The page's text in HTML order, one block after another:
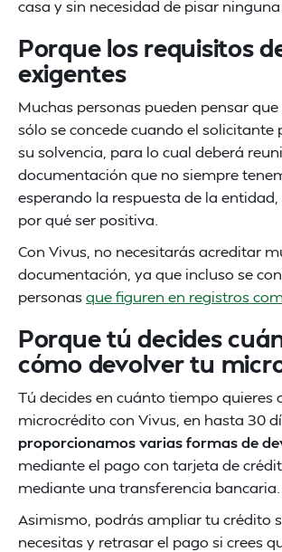
casa y sin necesidad de pisar ninguna
Porque los requisitos
exigentes
Muchas personas pueden pensar
sólo se concede cuando el solicitante
su solvencia, para lo cual deberá
documentación que no siempre
esperando la respuesta de la
por qué ser positiva.
Con Vivus, no necesitarás acreditar
documentación, ya que incluso se
personasque figuren en registros
Porque tú decides
cómo devolver tu
Tú decides en cuánto tiempo quieres
microcrédito con Vivus, en hasta 30
proporcionamos varias formas de
mediante el pago con tarjeta de
mediante una transferencia bancaria.
Asimismo, podrás ampliar tu crédito
necesitas y retrasar el pago si crees